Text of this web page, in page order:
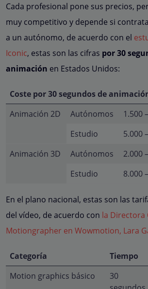
Cada profesional pone sus precios,
muy competitivo y depende si
a un autónomo, de acuerdo con el
Iconic, estas son las cifras por 30
animación en Estados Unidos:
Coste por 30 segundos de
Animación 2D
Autónomos
1.500
Estudio
5.000
Animación 3D
Autónomos
2.000
Estudio
8.000
En el plano nacional, estas son las
del vídeo, de acuerdo con la Directora
Motiongrapher en Wowmotion, Lara
Categoría Tiempo
Motion graphics básico
30